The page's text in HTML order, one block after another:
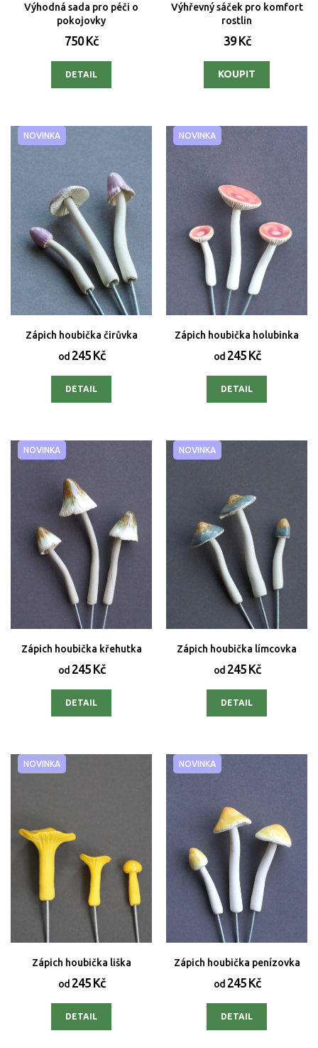
Výhodná sada pro péči o
pokojovky
750 Kč
DETAIL
Výhřevný sáček pro komfort
rostlin
39 Kč
NOVINKA
Zápich houbička čirůvka
od245 Kč
DETAIL
NOVINKA
Zápich houbička holubinka
od245 Kč
DETAIL
NOVINKA
Zápich houbička křehutka
od245 Kč
DETAIL
NOVINKA
Zápich houbička límcovka
od245 Kč
DETAIL
NOVINKA
Zápich houbička liška
od245 Kč
DETAIL
NOVINKA
Zápich houbička penízovka
od245 Kč
DETAIL